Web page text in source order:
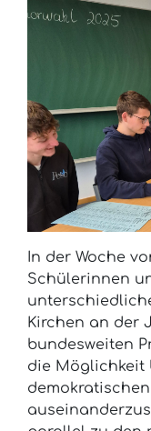
In der Woche
Schülerinnen
Kirchen an der
bundesweiten
die Möglichkeit
demokratischen